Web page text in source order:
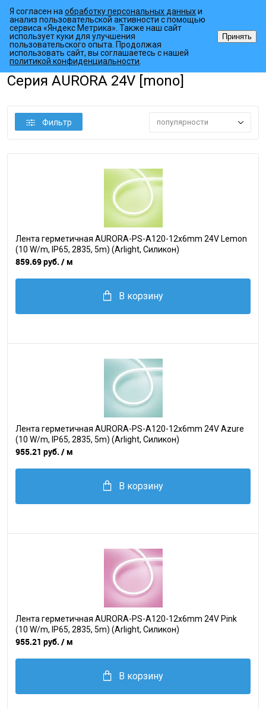
Главная страница • Каталог товаров • Светодиодный декор
Серия AURORA 24V [mono]
Фильтр популярности
Лента герметичная AURORA-PS-A120-12x6mm 24V Lemon
(10 W/m, IP65, 2835, 5m) (Arlight, Силикон)
859.69 руб. / м
В корзину
Лента герметичная AURORA-PS-A120-12x6mm 24V Azure
(10 W/m, IP65, 2835, 5m) (Arlight, Силикон)
955.21 руб. / м
В корзину
Лента герметичная AURORA-PS-A120-12x6mm 24V Pink
(10 W/m, IP65, 2835, 5m) (Arlight, Силикон)
955.21 руб. / м
В корзину
Я согласен наобработку персональных данныхи
анализ пользовательской активности с помощью
сервиса «Яндекс Метрика». Также наш сайт
использует куки для улучшения
пользовательского опыта. Продолжая
использовать сайт, вы соглашаетесь с нашей
политикой конфиденциальности
Принять